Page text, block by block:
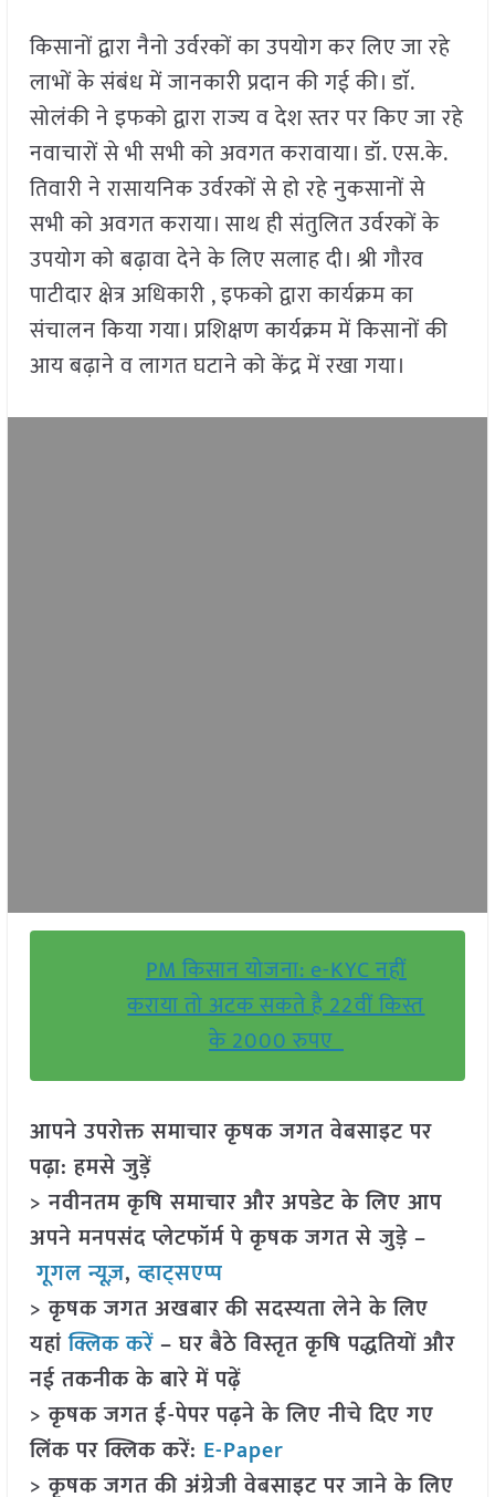
किसानों द्वारा नैनो उर्वरकों का उपयोग कर लिए जा रहे
लाभों के संबंध में जानकारी प्रदान की गई की। डाॅ.
सोलंकी ने इफको द्वारा राज्य व देश स्तर पर किए जा रहे
नवाचारों से भी सभी को अवगत करावाया। डॉ. एस.के.
तिवारी ने रासायनिक उर्वरकों से हो रहे नुकसानों से
सभी को अवगत कराया। साथ ही संतुलित उर्वरकों के
उपयोग को बढ़ावा देने के लिए सलाह दी। श्री गौरव
पाटीदार क्षेत्र अधिकारी , इफको द्वारा कार्यक्रम का
संचालन किया गया। प्रशिक्षण कार्यक्रम में किसानों की
आय बढ़ाने व लागत घटाने को केंद्र में रखा गया।
PM किसान योजना: e-KYC नहीं
कराया तो अटक सकते है 22वीं किस्त
के 2000 रुपए
आपने उपरोक्त समाचार कृषक जगत वेबसाइट पर
पढ़ा: हमसे जुड़ें
> नवीनतम कृषि समाचार और अपडेट के लिए आप
अपने मनपसंद प्लेटफॉर्म पे कृषक जगत से जुड़े –
गूगल न्यूज़,व्हाट्सएप्प
> कृषक जगत अखबार की सदस्यता लेने के लिए
यहांक्लिक करें– घर बैठे विस्तृत कृषि पद्धतियों और
नई तकनीक के बारे में पढ़ें
> कृषक जगत ई-पेपर पढ़ने के लिए नीचे दिए गए
लिंक पर क्लिक करें: E-Paper
> कृषक जगत की अंग्रेजी वेबसाइट पर जाने के लिए